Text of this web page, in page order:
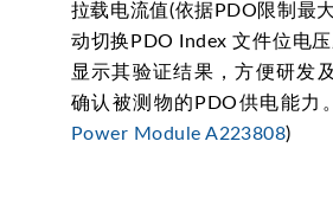
拉载电流值(依据PDO限制最
动切换PDO Index 文件位电
显示其验证结果，方便研发
确认被测物的PDO供电能力
Power Module A223808)